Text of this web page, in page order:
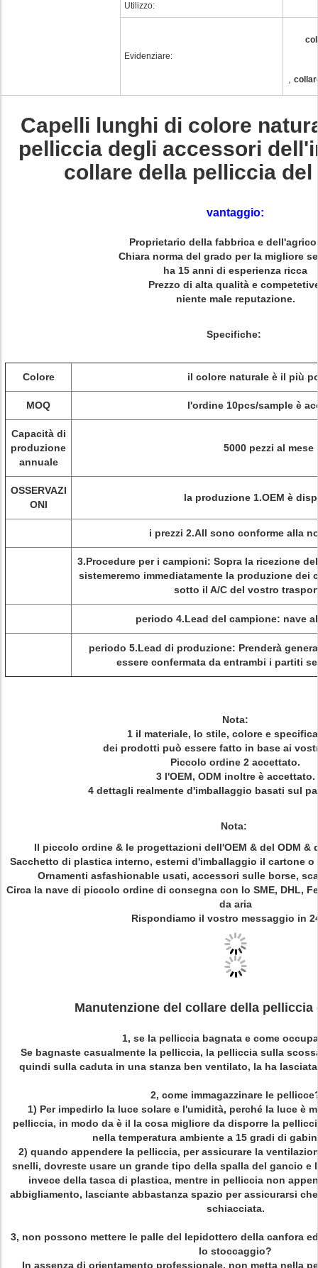
Utilizzo:
Evidenziare:
Capelli lunghi di colore
pelliccia degli accessori
collare della pelliccia
vantaggio:
Proprietario della fabbrica e
Chiara norma del grado per la migliore
ha 15 anni di esperienza ricca
Prezzo di alta qualità e
niente male reputazione.
Specifiche:
Colore il colore naturale è il più
MOQ l'ordine 10pcs/sample è
Capacità di
produzione
annuale
5000 pezzi al mese
OSSERVAZI
ONI
la produzione 1.OEM è
i prezzi 2.All sono conforme alla
3.Procedure per i campioni: Sopra la ricezione
sistemeremo immediatamente la produzione dei
sotto il A/C del vostro
periodo 4.Lead del campione: nave
periodo 5.Lead di produzione: Prenderà
essere confermata da entrambi i partiti
Nota:
1 il materiale, lo stile, colore e
dei prodotti può essere fatto in base ai
Piccolo ordine 2 accettato.
3 l'OEM, ODM inoltre è accettato.
4 dettagli realmente d'imballaggio basati sul
Nota:
Il piccolo ordine & le progettazioni dell'OEM & del ODM &
Sacchetto di plastica interno, esterni d'imballaggio il cartone
Ornamenti asfashionable usati, accessori sulle borse,
Circa la nave di piccolo ordine di consegna con lo SME, DHL,
da aria
Rispondiamo il vostro messaggio in
Manutenzione del collare della
1, se la pelliccia bagnata e come
Se bagnaste casualmente la pelliccia, la pelliccia sulla
quindi sulla caduta in una stanza ben ventilato, la ha
2, come immagazzinare le
1) Per impedirlo la luce solare e l'umidità, perché la luce è
pelliccia, in modo da è il la cosa migliore da disporre la
nella temperatura ambiente a 15 gradi di
2) quando appendere la pelliccia, per assicurare la
snelli, dovreste usare un grande tipo della spalla del gancio e
invece della tasca di plastica, mentre in pelliccia non
abbigliamento, lasciante abbastanza spazio per assicurarsi
schiacciata.
3, non possono mettere le palle del lepidottero della canfora
lo stoccaggio?
In assenza di orientamento professionale, non metta nella